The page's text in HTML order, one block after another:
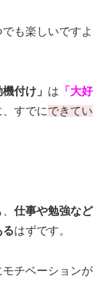
も楽しいですよ
機付け」 は 「大好
すでにできてい
仕事や勉強など
るはずです。
チベーションが